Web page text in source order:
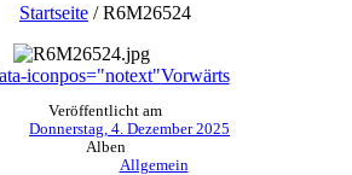
Startseite /R6M26524
iconpos="notext"Vorwärts
Veröffentlicht am
Donnerstag, 4. Dezember 2025
Alben
Allgemein